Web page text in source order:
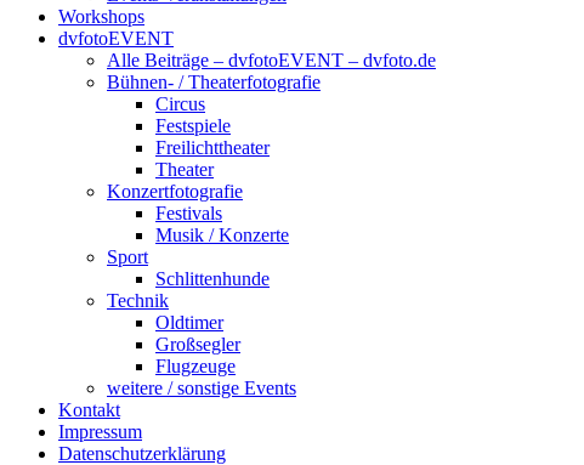
Workshops
dvfotoEVENT
Alle Beiträge – dvfotoEVENT – dvfoto.de
Bühnen- / Theaterfotografie
Circus
Festspiele
Freilichttheater
Theater
Konzertfotografie
Festivals
Musik / Konzerte
Sport
Schlittenhunde
Technik
Oldtimer
Großsegler
Flugzeuge
weitere / sonstige Events
Kontakt
Impressum
Datenschutzerklärung